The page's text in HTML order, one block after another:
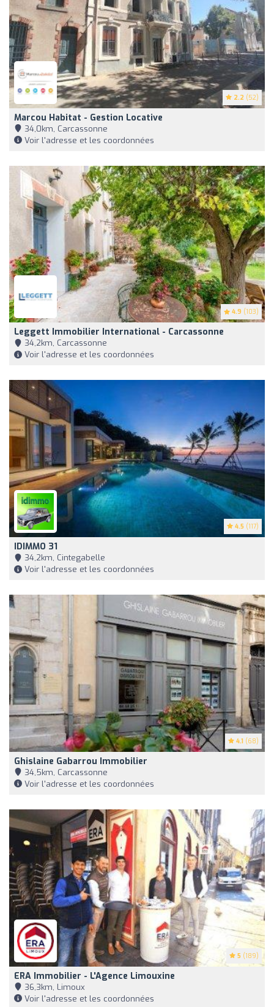
2.2 (52)
Marcou Habitat - Gestion Locative
34,0km, Carcassonne
Voir l'adresse et les coordonnées
4.9 (103)
Leggett Immobilier International - Carcassonne
34,2km, Carcassonne
Voir l'adresse et les coordonnées
4.5 (117)
IDIMMO 31
34,2km, Cintegabelle
Voir l'adresse et les coordonnées
4.1 (68)
Ghislaine Gabarrou Immobilier
34,5km, Carcassonne
Voir l'adresse et les coordonnées
5 (189)
ERA Immobilier - L'Agence Limouxine
36,3km, Limoux
Voir l'adresse et les coordonnées